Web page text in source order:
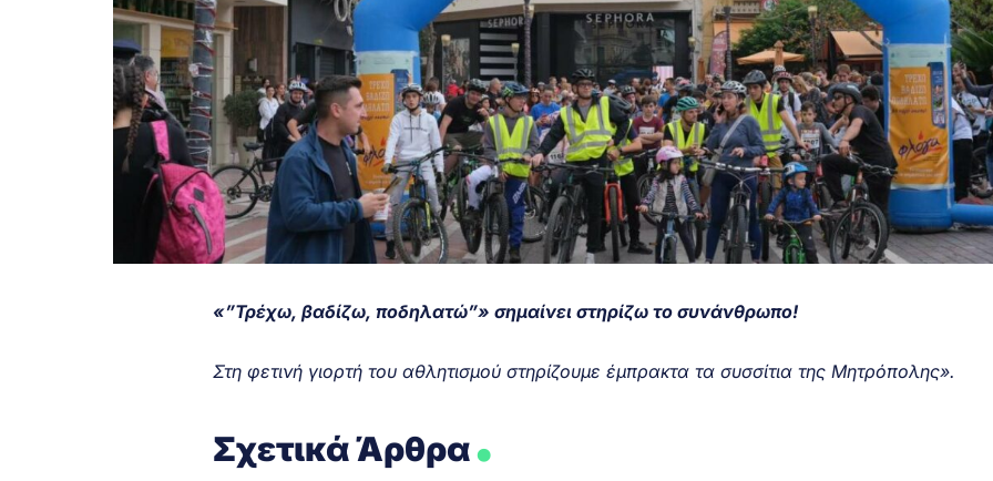
«”Τρέχω, βαδίζω, ποδηλατώ”» σημαίνει στηρίζω το συνάνθρωπο!
Στη φετινή γιορτή του αθλητισμού στηρίζουμε έμπρακτα τα συσσίτια της Μητρόπολης».
Σχετικά Άρθρα.